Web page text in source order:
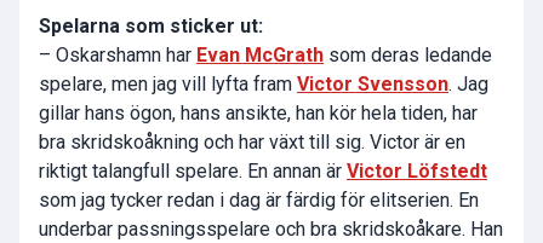
Spelarna som sticker ut:
– Oskarshamn har Evan McGrath som deras ledande
spelare, men jag vill lyfta fram Victor Svensson. Jag
gillar hans ögon, hans ansikte, han kör hela tiden, har
bra skridskoåkning och har växt till sig. Victor är en
riktigt talangfull spelare. En annan är Victor Löfstedt
som jag tycker redan i dag är färdig för elitserien. En
underbar passningsspelare och bra skridskoåkare. Han